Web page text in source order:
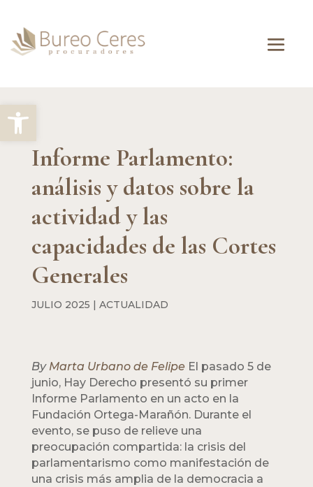
Abrir barra de herramientas
Informe Parlamento:
análisis y datos sobre la
actividad y las
capacidades de las Cortes
Generales
JULIO 2025 | ACTUALIDAD
By Marta Urbano de FelipeEl pasado 5 de
junio, Hay Derecho presentó su primer
Informe Parlamento en un acto en la
Fundación Ortega-Marañón. Durante el
evento, se puso de relieve una
preocupación compartida: la crisis del
parlamentarismo como manifestación de
una crisis más amplia de la democracia a